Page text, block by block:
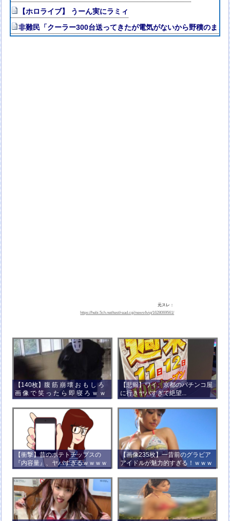
【ホロライブ】 うーん実にラミィ
非難民「クーラー300台送ってきたが電気がないから野積のまま
元スレ：
https://hebi.5ch.net/test/read.cgi/news4vip/1628069561/
【140枚】腹 筋 崩 壊 お も し ろ
画 像 で 笑 っ た ら 即 寝 ろ ｗ ｗ
ｗ ｗ ｗ ｗ ｗ ｗ ｗ ｗ ｗ ｗ
【悲報】ワイ、京都のパチンコ屋
に行きヤバすぎて絶望...
【衝撃】昔のポテトチップスの
『内容量』、ヤバすぎるｗｗｗｗ
ｗｗｗｗ
【画像235枚】一昔前のグラビア
アイドルが魅力的すぎる！ｗｗｗ